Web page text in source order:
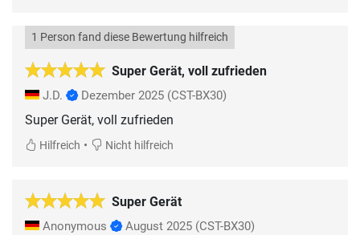
Super Gerät, voll zufrieden
1 Person fand diese Bewertung hilfreich
J.D. Dezember 2025 (CST-BX30)
Super Gerät, voll zufrieden
Hilfreich • Nicht hilfreich
Super Gerät
Anonymous August 2025 (CST-BX30)